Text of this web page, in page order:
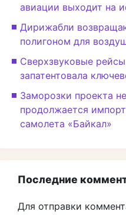
авиации выходит на
Дирижабли
полигоном для
Сверхзвуковые
запатентовала
Заморозки проекта
продолжается
самолета «Байкал»
Последние
Для отправки